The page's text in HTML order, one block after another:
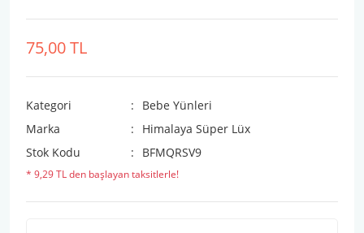
75,00 TL
Kategori
Bebe Yünleri
Marka
Himalaya Süper Lüx
Stok Kodu
BFMQRSV9
* 9,29 TL den başlayan taksitlerle!